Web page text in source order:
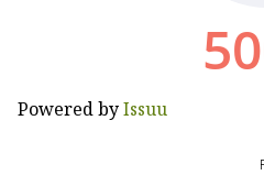
Powered byIssuu